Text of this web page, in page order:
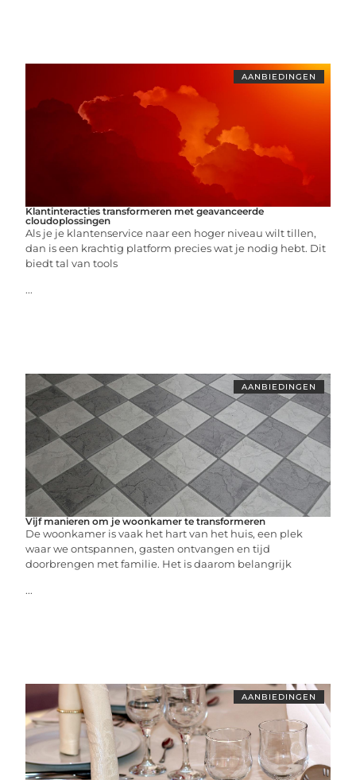
AANBIEDINGEN
Klantinteracties transformeren met geavanceerde
cloudoplossingen
Als je je klantenservice naar een hoger niveau wilt tillen,
dan is een krachtig platform precies wat je nodig hebt. Dit
biedt tal van tools
...
AANBIEDINGEN
Vijf manieren om je woonkamer te transformeren
De woonkamer is vaak het hart van het huis, een plek
waar we ontspannen, gasten ontvangen en tijd
doorbrengen met familie. Het is daarom belangrijk
...
AANBIEDINGEN